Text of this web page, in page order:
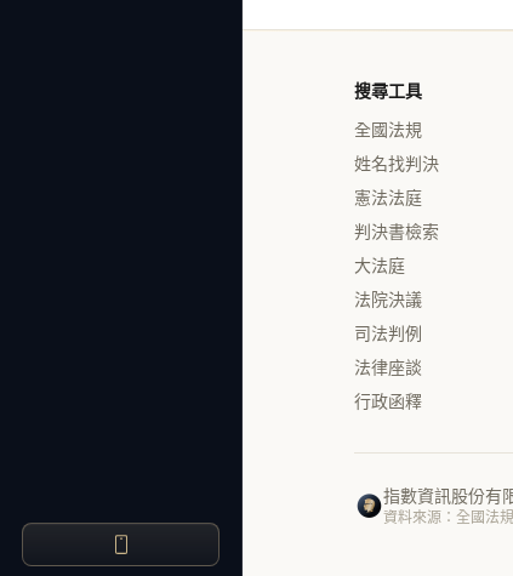
搜尋工具
全國法規
姓名找判決
憲法法庭
判決書檢索
大法庭
法院決議
司法判例
法律座談
行政函釋
指數資訊股份有
資料來源：全國法